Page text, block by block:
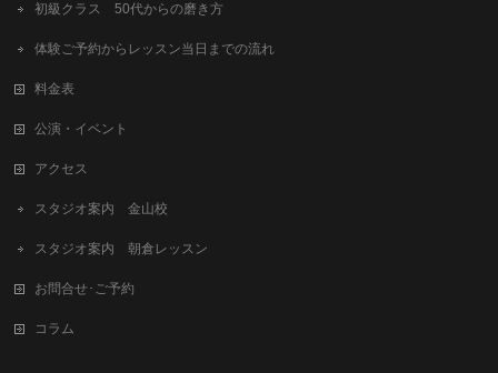
初級クラス 50代からの磨き方
体験ご予約からレッスン当日までの流れ
料金表
公演・イベント
アクセス
スタジオ案内 金山校
スタジオ案内 朝倉レッスン
お問合せ･ご予約
コラム